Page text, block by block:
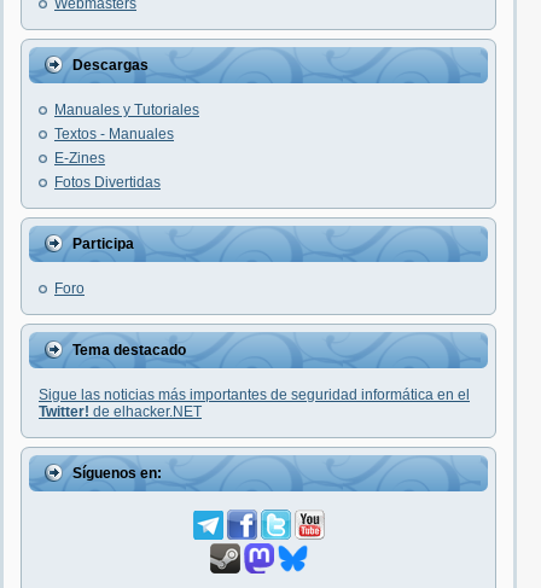
Webmasters
Descargas
Manuales y Tutoriales
Textos - Manuales
E-Zines
Fotos Divertidas
Participa
Foro
Tema destacado
Sigue las noticias más importantes de seguridad informática en el
Twitter! de elhacker.NET
Síguenos en: